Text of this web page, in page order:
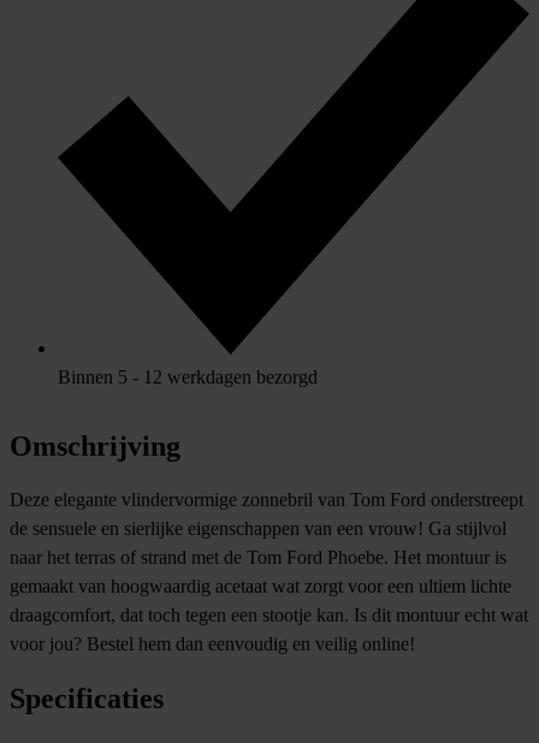
Binnen 5 - 12 werkdagen bezorgd
Omschrijving
Deze elegante vlindervormige zonnebril van Tom Ford onderstreept
de sensuele en sierlijke eigenschappen van een vrouw! Ga stijlvol
naar het terras of strand met de Tom Ford Phoebe. Het montuur is
gemaakt van hoogwaardig acetaat wat zorgt voor een ultiem lichte
draagcomfort, dat toch tegen een stootje kan. Is dit montuur echt wat
voor jou? Bestel hem dan eenvoudig en veilig online!
Specificaties